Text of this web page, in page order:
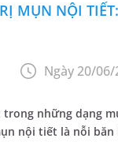
MỤN NỘI
Ngày 20/06/
những dạng
nội tiết là nỗi băn